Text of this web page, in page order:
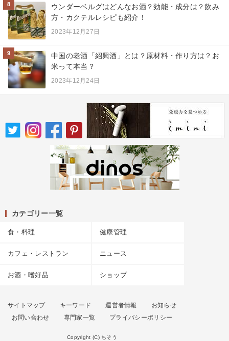
8
ウンダーベルグはどんなお酒？効能・成分は？飲み
方・カクテルレシピも紹介！
2023年12月27日
9
中国の老酒「紹興酒」とは？原材料・作り方は？お
米って本当？
2023年12月24日
カテゴリー一覧
食・料理 健康管理
カフェ・レストラン ニュース
お酒・嗜好品 ショップ
サイトマップ キーワード 運営者情報
お知らせ
お問い合わせ
専門家一覧 プライバシーポリシー
Copyright (C) ちそう